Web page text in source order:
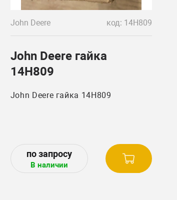
John Deere код: 14H809
John Deere гайка
14H809
John Deere гайка 14H809
В наличии